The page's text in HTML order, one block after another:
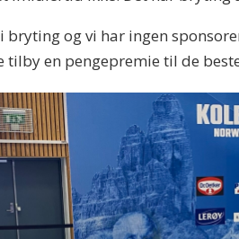
bryting og vi har ingen
en pengepremie til de